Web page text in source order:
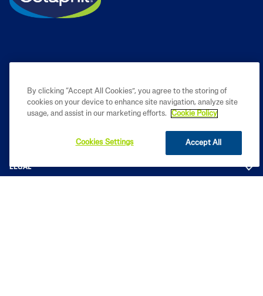
CORPORALES
LEGAL
By clicking “Accept All Cookies”, you agree to the storing of
cookies on your device to enhance site navigation, analyze site
usage, and assist in our marketing efforts.
Cookie Policy
Accept All
Cookies Settings